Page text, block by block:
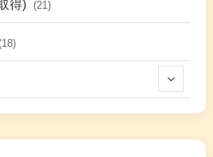
(17)
(7)
得) (21)
(5)